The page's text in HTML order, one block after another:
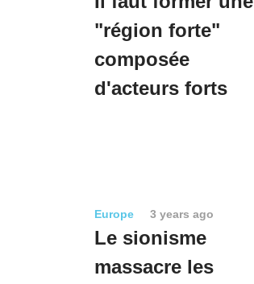
"région forte"
composée
d'acteurs forts
Europe 3 years ago
Le sionisme
massacre les